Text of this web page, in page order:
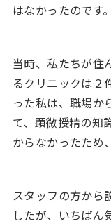
はなかったのです。
当時、私たちが住
るクリニックは２
った私は、職場か
て、顕微授精の知
からなかったため
スタッフの方から
したが、いちばん